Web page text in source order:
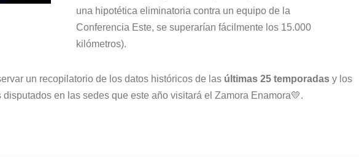
una hipotética eliminatoria contra un equipo de la
Conferencia Este, se superarían fácilmente los 15.000
kilómetros).
un recopilatorio de los datos históricos de las últimas 25 temporadas y los
en las sedes que este año visitará el Zamora Enamora💛.